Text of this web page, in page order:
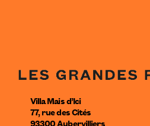
Villa Mais d’Ici
77, rue des Cités
93300Aubervilliers